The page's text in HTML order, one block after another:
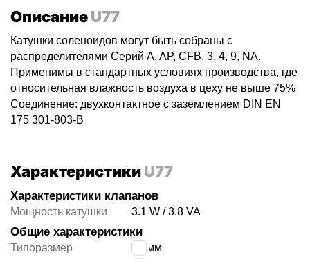
ОписаниеU77
Катушки соленоидов могут быть собраны с
распределителями Серий A, AP, CFB, 3, 4, 9, NA.
Применимы в стандартных условиях производства, где
относительная влажность воздуха в цеху не выше 75%
Соединение: двухконтактное с заземлением DIN EN
175 301-803-B
ХарактеристикиU77
Характеристики клапанов
Мощность катушки 3.1 W / 3.8 VA
Общие характеристики
Типоразмер
22 мм